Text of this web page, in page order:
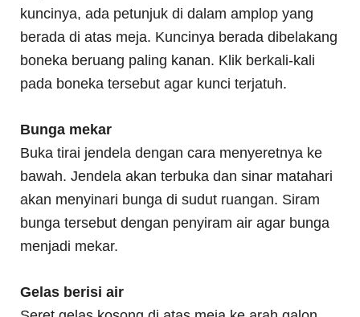
kuncinya, ada petunjuk di dalam amplop yang
berada di atas meja. Kuncinya berada dibelakang
boneka beruang paling kanan. Klik berkali-kali
pada boneka tersebut agar kunci terjatuh.
Bunga mekar
Buka tirai jendela dengan cara menyeretnya ke
bawah. Jendela akan terbuka dan sinar matahari
akan menyinari bunga di sudut ruangan. Siram
bunga tersebut dengan penyiram air agar bunga
menjadi mekar.
Gelas berisi air